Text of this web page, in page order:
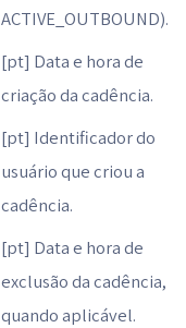
ACTIVE_OUTBOUND).
[pt] Data e hora de
criação da cadência.
[pt] Identificador do
usuário que criou a
cadência.
[pt] Data e hora de
exclusão da cadência,
quando aplicável.